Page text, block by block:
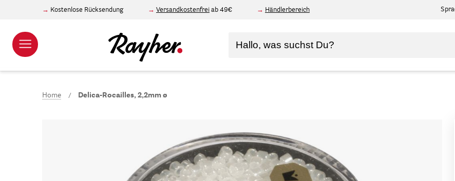
Kostenlose Rücksendung Versandkostenfrei ab 49€ Händlerbereich
Home Delica-Rocailles, 2,2mm ø